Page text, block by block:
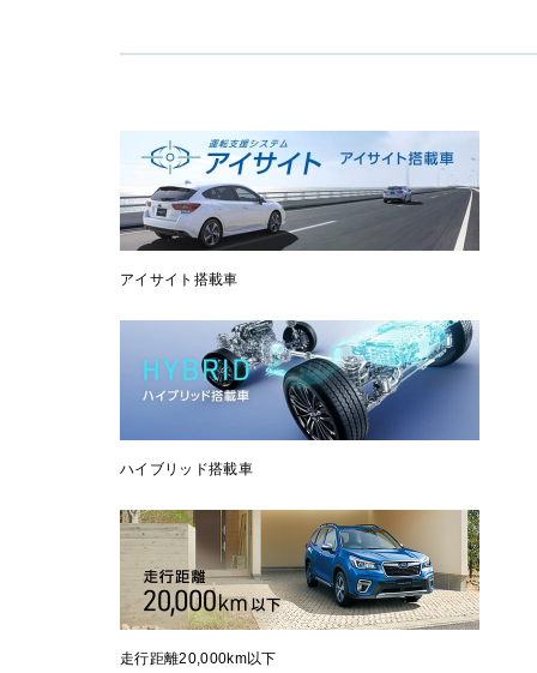
アイサイト搭載車
ハイブリッド搭載車
走行距離20,000km以下